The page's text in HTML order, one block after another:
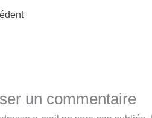
un commentaire